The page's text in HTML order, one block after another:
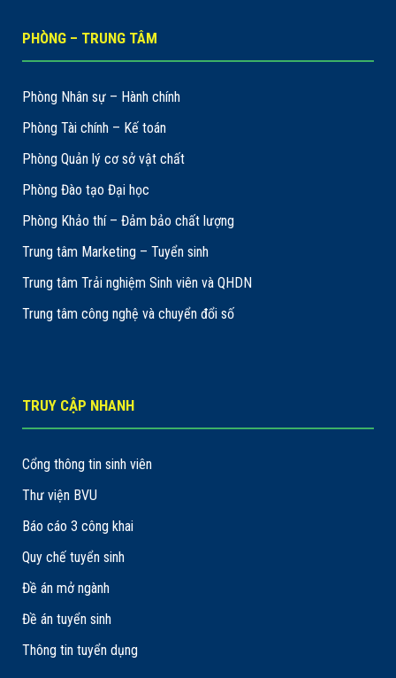
PHÒNG – TRUNG TÂM
Phòng Nhân sự – Hành chính
Phòng Tài chính – Kế toán
Phòng Quản lý cơ sở vật chất
Phòng Đào tạo Đại học
Phòng Khảo thí – Đảm bảo chất lượng
Trung tâm Marketing – Tuyển sinh
Trung tâm Trải nghiệm Sinh viên và QHDN
Trung tâm công nghệ và chuyển đổi số
TRUY CẬP NHANH
Cổng thông tin sinh viên
Thư viện BVU
Báo cáo 3 công khai
Quy chế tuyển sinh
Đề án mở ngành
Đề án tuyển sinh
Thông tin tuyển dụng